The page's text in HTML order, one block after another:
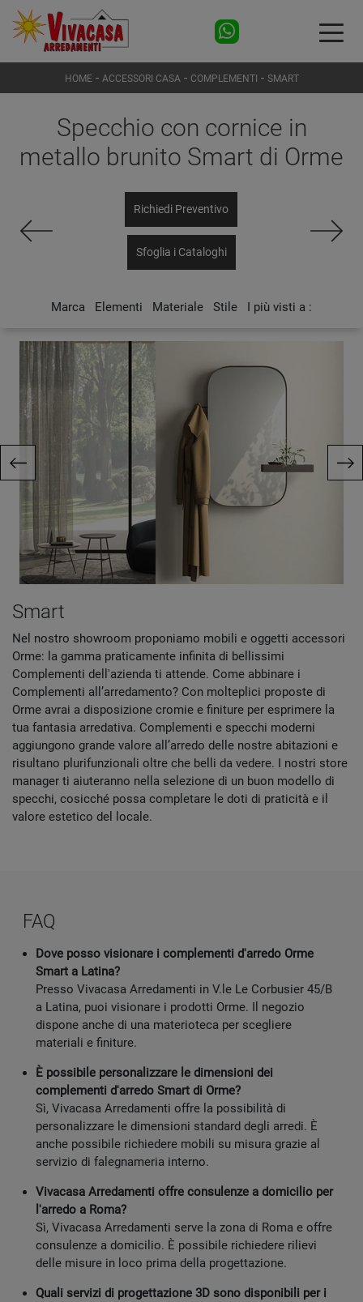
HOME- ACCESSORI CASA- COMPLEMENTI - SMART
Specchio con cornice in
metallo brunito Smart di Orme
Richiedi Preventivo
Sfoglia i Cataloghi
Marca Elementi Materiale Stile I più visti a :
Smart
Nel nostro showroom proponiamo mobili e oggetti accessori
Orme: la gamma praticamente infinita di bellissimi
Complementi dell'azienda ti attende. Come abbinare i
Complementi all’arredamento? Con molteplici proposte di
Orme avrai a disposizione cromie e finiture per esprimere la
tua fantasia arredativa. Complementi e specchi moderni
aggiungono grande valore all’arredo delle nostre abitazioni e
risultano plurifunzionali oltre che belli da vedere. I nostri store
manager ti aiuteranno nella selezione di un buon modello di
specchi, cosicché possa completare le doti di praticità e il
valore estetico del locale.
FAQ
Dove posso visionare i complementi d'arredo Orme
Smart a Latina?
Presso Vivacasa Arredamenti in V.le Le Corbusier 45/B
a Latina, puoi visionare i prodotti Orme. Il negozio
dispone anche di una materioteca per scegliere
materiali e finiture.
È possibile personalizzare le dimensioni dei
complementi d'arredo Smart di Orme?
Sì, Vivacasa Arredamenti offre la possibilità di
personalizzare le dimensioni standard degli arredi. È
anche possibile richiedere mobili su misura grazie al
servizio di falegnameria interno.
Vivacasa Arredamenti offre consulenze a domicilio per
l'arredo a Roma?
Sì, Vivacasa Arredamenti serve la zona di Roma e offre
consulenze a domicilio. È possibile richiedere rilievi
delle misure in loco prima della progettazione.
Quali servizi di progettazione 3D sono disponibili per i